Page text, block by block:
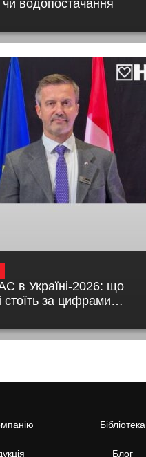
водопостачання
в Україні-2026: що
стоїть за цифрами
Бібліотека
Блог